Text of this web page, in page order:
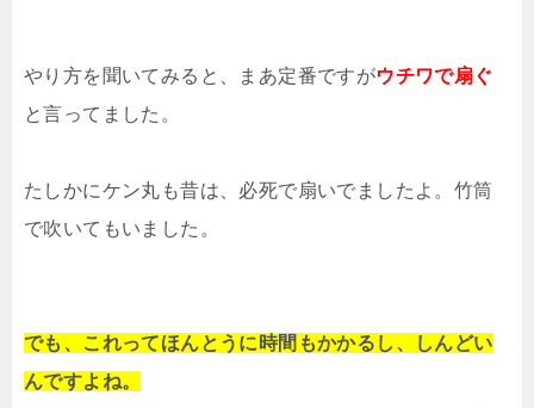
やり方を聞いてみると、まあ定番ですがウチワで扇ぐ
と言ってました。
たしかにケン丸も昔は、必死で扇いでましたよ。竹筒
で吹いてもいました。
でも、これってほんとうに時間もかかるし、しんどい
んですよね。